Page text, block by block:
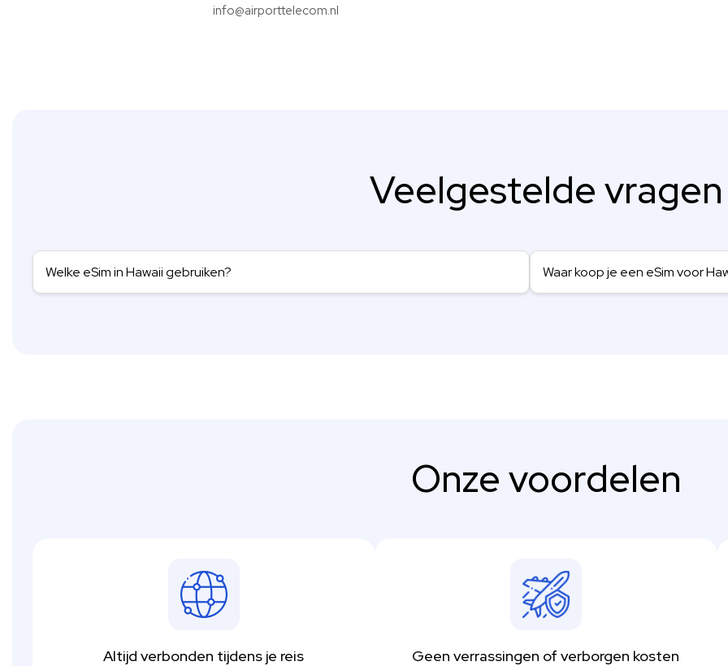
info@airporttelecom.nl
Veelgestelde vragen
Welke eSim in Hawaii gebruiken? Waar koop je een eSim voor
Onze voordelen
Altijd verbonden tijdens je reis Geen verrassingen of verborgen kosten